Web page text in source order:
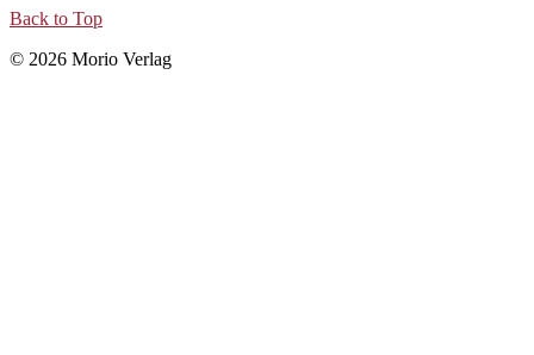
Back to Top
© 2026 Morio Verlag